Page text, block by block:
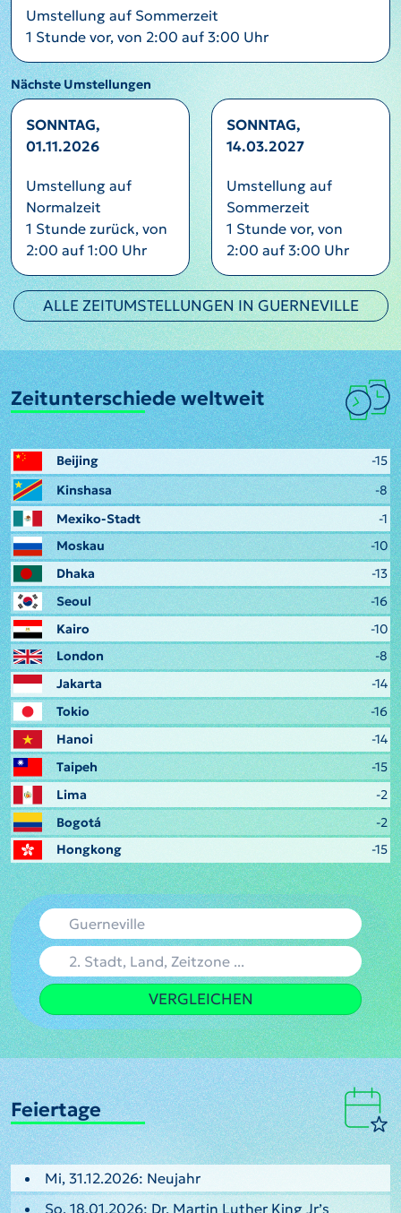
Umstellung auf Sommerzeit
1 Stunde vor, von 2:00 auf 3:00 Uhr
Nächste Umstellungen
SONNTAG,
01.11.2026
Umstellung auf
Normalzeit
1 Stunde zurück, von
2:00 auf 1:00 Uhr
SONNTAG,
14.03.2027
Umstellung auf
Sommerzeit
1 Stunde vor, von
2:00 auf 3:00 Uhr
ALLE ZEITUMSTELLUNGEN IN GUERNEVILLE
Zeitunterschiede weltweit
Beijing
-15
Kinshasa
-8
Mexiko-Stadt
-1
Moskau
-10
Dhaka
-13
Seoul
-16
Kairo
-10
London
-8
Jakarta
-14
Tokio
-16
Hanoi
-14
Taipeh
-15
Lima
-2
Bogotá
-2
Hongkong
-15
VERGLEICHEN
Feiertage
Mi, 31.12.2026: Neujahr
So, 18.01.2026: Dr. Martin Luther King Jr’s